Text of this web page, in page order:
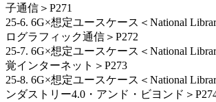
子通信＞P271
25-6. 6G×想定ユースケース＜National
ログラフィック通信＞P272
25-7. 6G×想定ユースケース＜National
覚インターネット＞P273
25-8. 6G×想定ユースケース＜National
ンダストリー4.0・アンド・ビヨンド＞